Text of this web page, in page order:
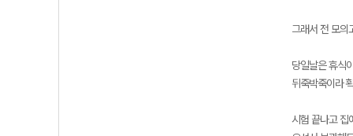
그래서 전 모의
당일날은 휴식
뒤죽박죽이라
시험 끝나고 집